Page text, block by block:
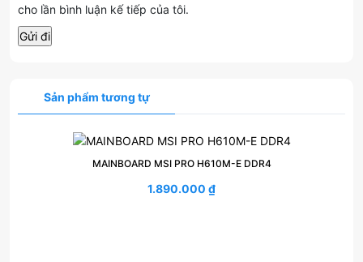
cho lần bình luận kế tiếp của tôi.
Sản phẩm tương tự
MAINBOARD MSI PRO H610M-E DDR4
1.890.000 ₫